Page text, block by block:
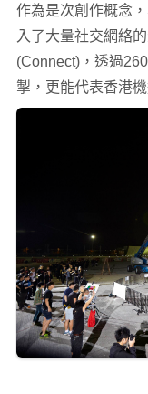
作為是次創作概念
入了大量社交網絡
(Connect)，透過
掣，更能代表香港